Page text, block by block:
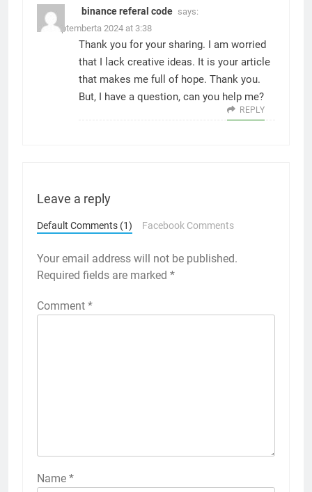
binance referal code says:
12. Septemberta 2024 at 3:38
Thank you for your sharing. I am worried
that I lack creative ideas. It is your article
that makes me full of hope. Thank you.
But, I have a question, can you help me?
REPLY
Leave a reply
Default Comments (1) Facebook Comments
Your email address will not be published.
Required fields are marked *
Comment *
Name *